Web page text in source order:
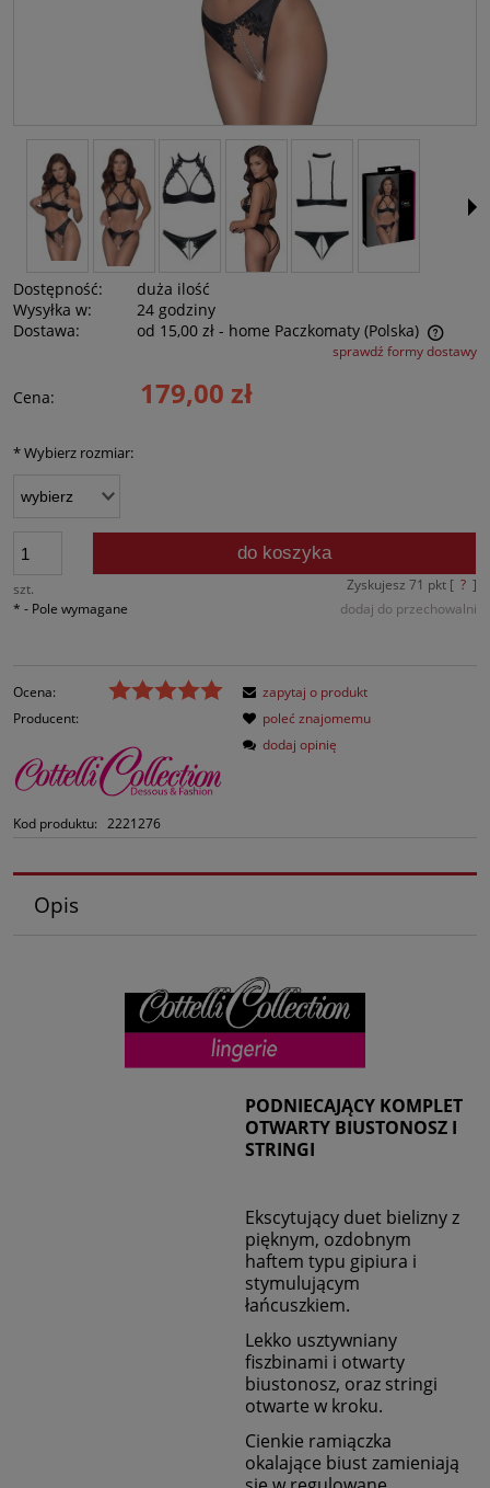
Dostępność:
duża ilość
Wysyłka w:
24 godziny
Dostawa:
od 15,00 zł - home Paczkomaty (Polska)
Cena nie zawiera ewentualnych kosztów płatnościsprawdź formy dostawy
Cena: 179,00 zł
*Wybierz rozmiar:
szt.
do koszyka
Zyskujesz 71 pkt [ ? ]
dodaj do przechowalni
* - Pole wymagane
Ocena:
Producent:
Kod produktu: 2221276
zapytaj o produkt
poleć znajomemu
dodaj opinię
Opis
PODNIECAJĄCY KOMPLET
OTWARTY BIUSTONOSZ I
STRINGI
Ekscytujący duet bielizny z
pięknym, ozdobnym
haftem typu gipiura i
stymulującym
łańcuszkiem.
Lekko usztywniany
fiszbinami i otwarty
biustonosz, oraz stringi
otwarte w kroku.
Cienkie ramiączka
okalające biust zamieniają